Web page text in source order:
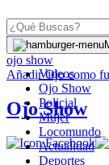
Videos
Ojo Show
Policial
Mujer
Locomundo
Actualidad
Deportes
OJO
ojo show
AñadirOjocomo
Ojo Show